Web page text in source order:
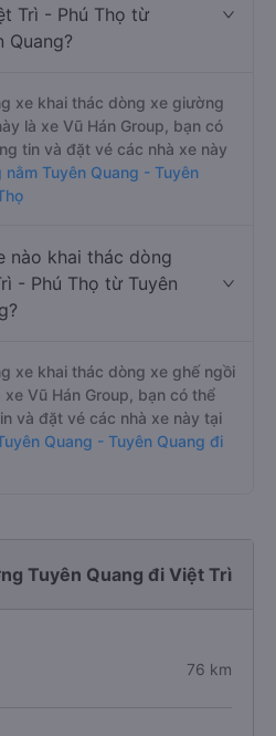
Trì - Phú Thọ từ
Quang?
xe khai thác dòng xe giường
là xe Vũ Hán Group, bạn có
tin và đặt vé các nhà xe này
nằm Tuyên Quang - Tuyên
nào khai thác dòng
- Phú Thọ từ Tuyên
xe khai thác dòng xe ghế ngồi
Vũ Hán Group, bạn có thể
và đặt vé các nhà xe này tại
Quang - Tuyên Quang đi
Tuyên Quang đi Việt Trì
76 km